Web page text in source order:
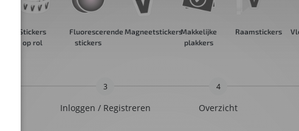
Fluorescerende
stickers
MagneetstickersMakkelijke
Raamstickers Vloerstickers
3
Inloggen / Registreren
4
Overzicht